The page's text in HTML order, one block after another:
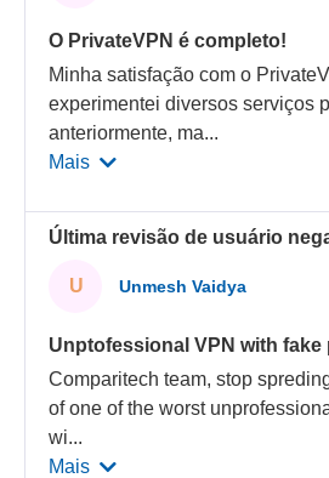
O PrivateVPN é completo!
Minha satisfação com o
experimentei diversos serviços
anteriormente, ma...
Mais
Última revisão de usuário
U Unmesh Vaidya
Unptofessional VPN with fake
Comparitech team, stop
of one of the worst
wi...
Mais